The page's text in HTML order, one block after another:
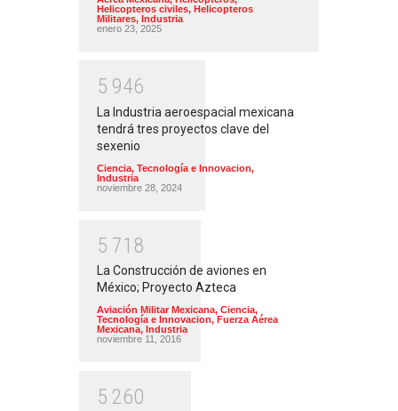
Helicopteros civiles, Helicopteros
Militares, Industria
enero 23, 2025
5 946
La Industria aeroespacial mexicana
tendrá tres proyectos clave del
sexenio
Ciencia, Tecnología e Innovacion,
Industria
noviembre 28, 2024
5 71 8
La Construcción de aviones en
México; Proyecto Azteca
Aviación Militar Mexicana, Ciencia,
Tecnología e Innovacion, Fuerza Aérea
Mexicana, Industria
noviembre 11, 2016
5 260